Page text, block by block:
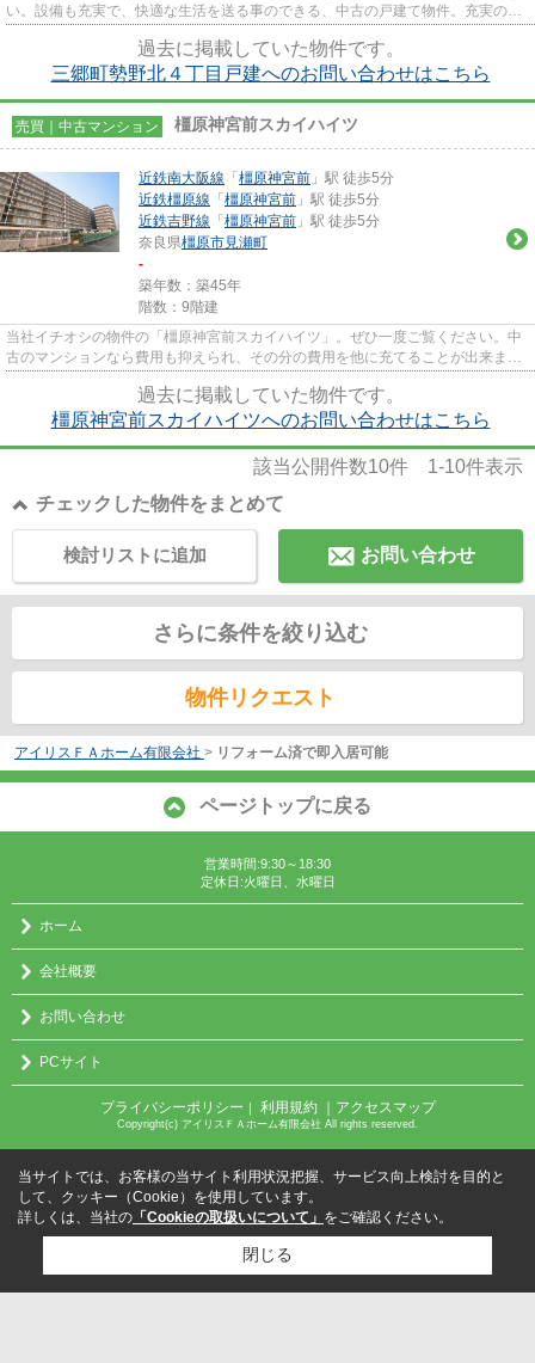
い。設備も充実で、快適な生活を送る事のできる、中古の戸建て物件。充実の設
過去に掲載していた物件です。
三郷町勢野北４丁目戸建へのお問い合わせはこちら
売買｜中古マンション 橿原神宮前スカイハイツ
近鉄南大阪線 「 橿原神宮前 」駅 徒歩5分
近鉄橿原線 「 橿原神宮前 」駅 徒歩5分
近鉄吉野線 「 橿原神宮前 」駅 徒歩5分
奈良県橿原市見瀬町
-
築年数：築45年
階数：9階建
当社イチオシの物件の「橿原神宮前スカイハイツ」。ぜひ一度ご覧ください。中
古のマンションなら費用も抑えられ、その分の費用を他に充てることが出来ま
過去に掲載していた物件です。
橿原神宮前スカイハイツへのお問い合わせはこちら
該当公開件数10件 1-10件表示
チェックした物件をまとめて
お問い合わせ
検討リストに追加
さらに条件を絞り込む
物件リクエスト
アイリスＦＡホーム有限会社 > リフォーム済で即入居可能
ページトップに戻る
営業時間:9:30～18:30
定休日:火曜日、水曜日
ホーム
会社概要
お問い合わせ
PCサイト
プライバシーポリシー ｜ 利用規約 ｜アクセスマップ
Copyright(c) アイリスＦＡホーム有限会社 All rights reserved.
当サイトでは、お客様の当サイト利用状況把握、サービス向上検討を目的と
して、クッキー（Cookie）を使用しています。
詳しくは、当社の 「Cookieの取扱いについて」 をご確認ください。
閉じる